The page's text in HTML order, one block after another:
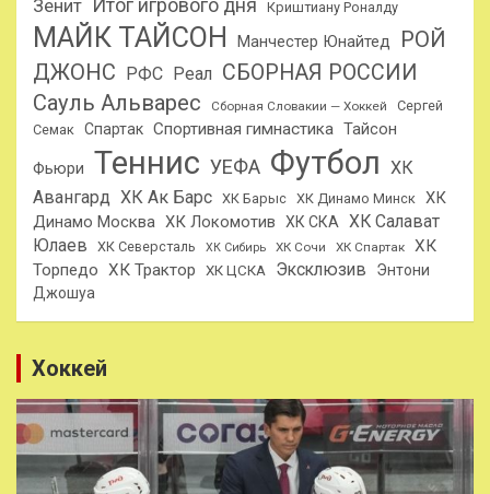
Зенит Итог игрового дня Криштиану Роналду
МАЙК ТАЙСОН Манчестер Юнайтед
РОЙ
ДЖОНС
РФС Реал СБОРНАЯ РОССИИ
Сауль Альварес Сборная Словакии — Хоккей
Сергей
Семак Спартак Спортивная гимнастика Тайсон
Фьюри Теннис УЕФА Футбол ХК
Авангард ХК Ак Барс ХК Барыс ХК Динамо Минск ХК
Динамо Москва ХК Локомотив ХК СКА
ХК Салават
Юлаев
ХК Северсталь ХК Сибирь ХК Сочи ХК Спартак
ХК
Торпедо ХК Трактор ХК ЦСКА Эксклюзив
Энтони
Джошуа
Хоккей